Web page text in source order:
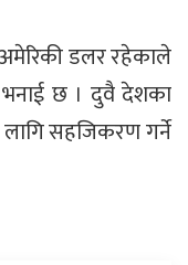
डलर रहेकाले
छ । दुवै देशका
सहजिकरण गर्ने